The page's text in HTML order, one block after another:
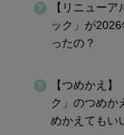
【リニュー
ック」が
ったの？
【つめかえ
ク」のつめか
めかえてもい